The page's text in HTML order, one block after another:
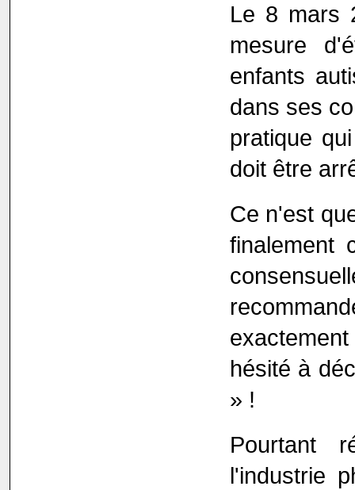
Le 8 mars
mesure
enfants
dans ses
pratique
doit être
Ce n'est
finalement
hésité à
» !
Pourtant
l'industrie